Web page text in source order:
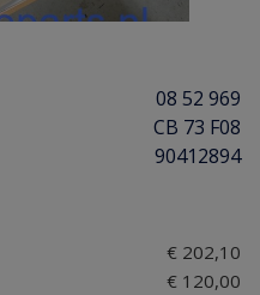
08 52 969
CB 73 F08
90412894
€ 202,10
€ 120,00